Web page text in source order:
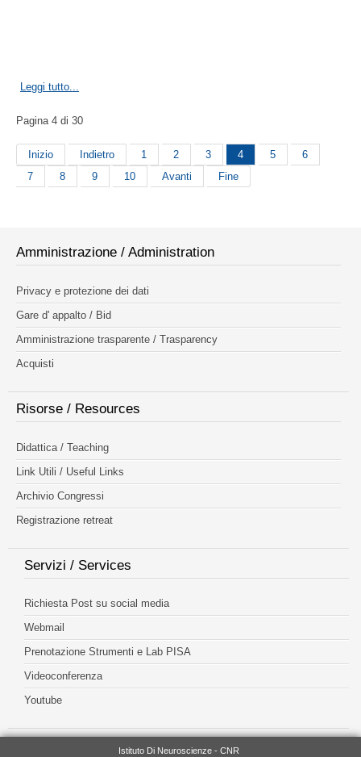
Leggi tutto...
Pagina 4 di 30
Inizio Indietro 1 2 3 4 5
6
7
8 9 10 Avanti Fine
Amministrazione / Administration
Privacy e protezione dei dati
Gare d' appalto / Bid
Amministrazione trasparente / Trasparency
Acquisti
Risorse / Resources
Didattica / Teaching
Link Utili / Useful Links
Archivio Congressi
Registrazione retreat
Servizi / Services
Richiesta Post su social media
Webmail
Prenotazione Strumenti e Lab PISA
Videoconferenza
Youtube
Istituto Di Neuroscienze - CNR